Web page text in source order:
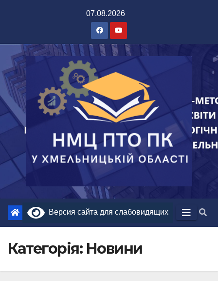
07.08.2026
Версия сайта для слабовидящих
Категорія: Новини